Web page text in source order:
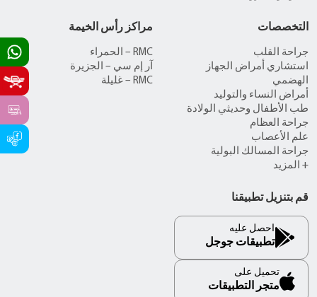
التخصصات
جراحة القلب
استشاري أمراض الجهاز
الهضمي
أمراض النساء والتوليد
طب الأطفال وحديثي الولادة
جراحة العظام
علم الأعصاب
جراحة المسالك البولية
+ المزيد
مراكز رأس الخيمة
RMC – الحمراء
آر إم سي – الجزيرة
RMC – غليلة
قم بتنزيل تطبيقنا
احصل عليه
تطبيقات جوجل
تحميل على
متجر التطبيقات